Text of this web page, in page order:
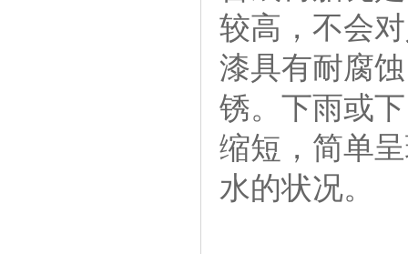
较高，不会
漆具有耐腐
锈。下雨或
缩短，简单
水的状况。